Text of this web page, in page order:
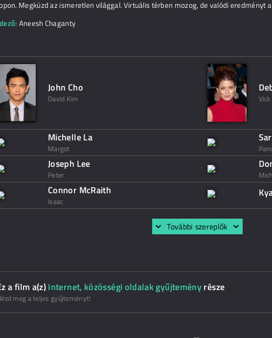
Megküzd az ismeretlen világgal. Virtuális térben mozog, de valódi eredményt
Aneesh Chaganty
John Cho
David Kim
Michelle La
Margot
Joseph Lee
Peter
Connor McRaith
Isaac
További szereplők
a film a(z)Internet, közösségi oldalak gyűjteményrésze
meg a teljes gyűjteményt!